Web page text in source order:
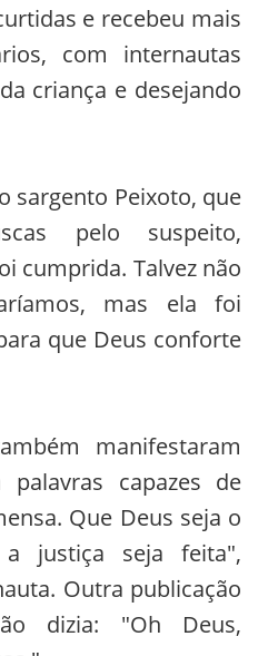
e recebeu mais
com internautas
criança e desejando
sargento Peixoto, que
pelo suspeito,
cumprida. Talvez não
mas ela foi
que Deus conforte
manifestaram
capazes de
Que Deus seja o
justiça seja feita",
Outra publicação
dizia: "Oh Deus,